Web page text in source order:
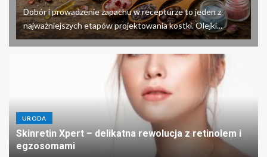
Dobór i prowadzenie zapachu w recepturze to jeden z
najważniejszych etapów projektowania kostki. Olejki...
URODA
Skinretin Xpert – delikatna rewolucja z retinolem i
egzosomami